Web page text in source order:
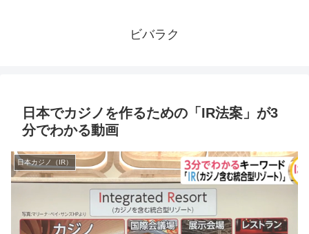
ビバラク
日本でカジノを作るための「IR法案」が3
分でわかる動画
日本カジノ（IR）